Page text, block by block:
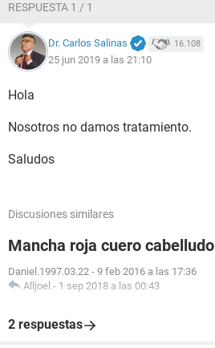
RESPUESTA 1 / 1
Dr. Carlos Salinas 16.108
25 jun 2019 a las 21:10
Hola
Nosotros no damos tratamiento.
Saludos
Discusiones similares
Mancha roja cuero cabelludo
Daniel.1997.03.22 - 9 feb 2016 a las 17:36
Alljoel - 1 sep 2018 a las 00:43
2 respuestas